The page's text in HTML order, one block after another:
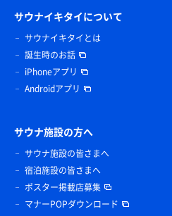
サウナイキタイについて
サウナイキタイとは
誕生時のお話
iPhoneアプリ
Androidアプリ
サウナ施設の方へ
サウナ施設の皆さまへ
宿泊施設の皆さまへ
ポスター掲載店募集
マナーPOPダウンロード